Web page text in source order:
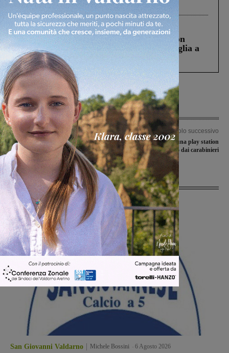
processo, lo stop ai sorpassi fra tir....
Cronaca 3 Agosto 2026
Scomparso da una struttura di Castiglion
Fiorentino l’uomo che aveva ucciso la figlia a
Levane nel 2020
Articolo precedente
Semaforo verde al girone di ritorno
Articolo successivo
Truffa on line, vende una play station
inesistente. Denunciato dai carabinieri
Ultime Notizie
San Giovanni Valdarno Michele Bossini 6 Agosto 2026